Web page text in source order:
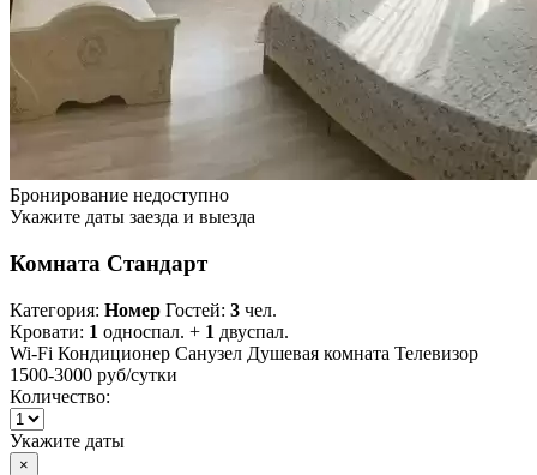
Бронирование недоступно
Укажите даты заезда и выезда
Комната Стандарт
Категория: Номер Гостей: 3 чел.
Кровати: 1 односпал. + 1 двуспал.
Wi-Fi Кондиционер Санузел Душевая комната Телевизор
1500-3000 руб/сутки
Количество:
Укажите даты
×